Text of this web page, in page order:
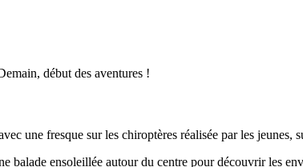
début des aventures !
une fresque sur les chiroptères réalisée par les
balade ensoleillée autour du centre pour découvrir les